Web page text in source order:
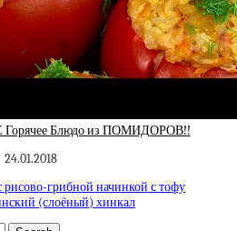
Блюдо из ПОМИДОРОВ!!
24.01.2018
грибной начинкой с тофу
(слоёный) хинкал